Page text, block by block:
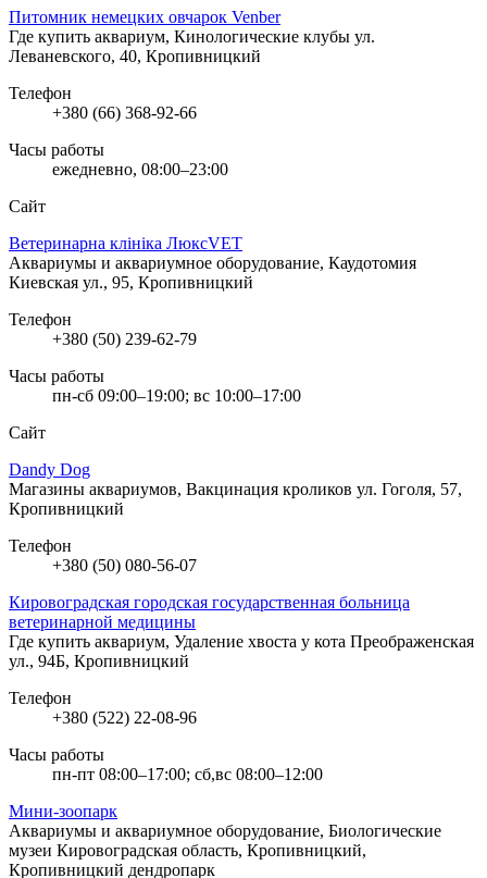
Питомник немецких овчарок Venber
Где купить аквариум, Кинологические клубы ул.
Леваневского, 40, Кропивницкий
Телефон
+380 (66) 368-92-66
Часы работы
ежедневно, 08:00–23:00
Сайт
Ветеринарна клініка ЛюксVET
Аквариумы и аквариумное оборудование, Каудотомия
Киевская ул., 95, Кропивницкий
Телефон
+380 (50) 239-62-79
Часы работы
пн-сб 09:00–19:00; вс 10:00–17:00
Сайт
Dandy Dog
Магазины аквариумов, Вакцинация кроликов ул. Гоголя, 57,
Кропивницкий
Телефон
+380 (50) 080-56-07
Кировоградская городская государственная больница
ветеринарной медицины
Где купить аквариум, Удаление хвоста у кота Преображенская
ул., 94Б, Кропивницкий
Телефон
+380 (522) 22-08-96
Часы работы
пн-пт 08:00–17:00; сб,вс 08:00–12:00
Мини-зоопарк
Аквариумы и аквариумное оборудование, Биологические
музеи Кировоградская область, Кропивницкий,
Кропивницкий дендропарк